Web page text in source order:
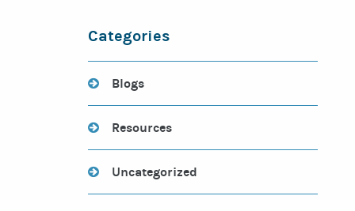
Categories
Blogs
Resources
Uncategorized